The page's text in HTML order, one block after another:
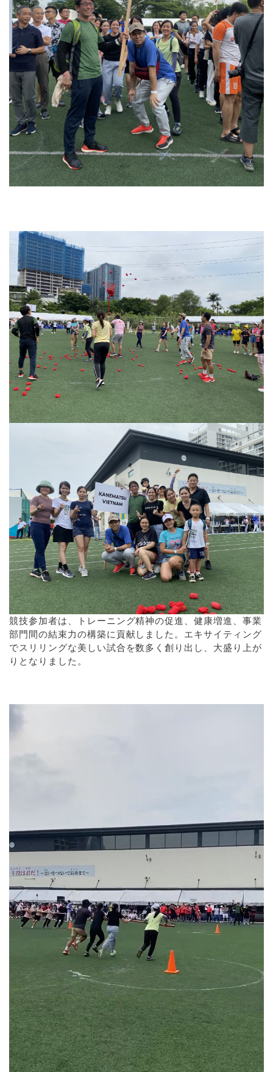
競技参加者は、トレーニング精神の促進、健康増進、事業
部門間の結束力の構築に貢献しました。エキサイティング
でスリリングな美しい試合を数多く創り出し、大盛り上が
りとなりました。